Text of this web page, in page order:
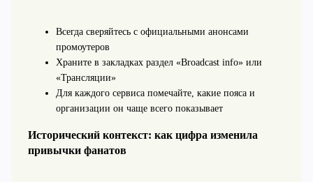
Всегда сверяйтесь с официальными анонсами
промоутеров
Храните в закладках раздел «Broadcast info» или
«Трансляции»
Для каждого сервиса помечайте, какие пояса и
организации он чаще всего показывает
Исторический контекст: как цифра изменила
привычки фанатов